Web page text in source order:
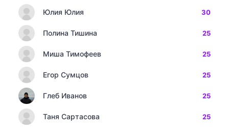
Юлия Юлия 30
Полина Тишина 25
Миша Тимофеев 25
Егор Сумцов 25
Глеб Иванов 25
Таня Сартасова 25